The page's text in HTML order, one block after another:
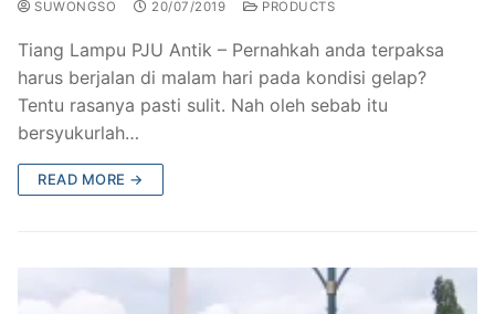
SUWONGSO 20/07/2019 PRODUCTS
Tiang Lampu PJU Antik – Pernahkah anda terpaksa
harus berjalan di malam hari pada kondisi gelap?
Tentu rasanya pasti sulit. Nah oleh sebab itu
bersyukurlah…
READ MORE →